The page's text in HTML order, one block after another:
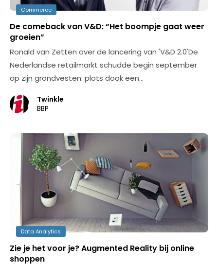
Commerce
De comeback van V&D: “Het boompje gaat weer
groeien”
Ronald van Zetten over de lancering van 'V&D 2.0'De
Nederlandse retailmarkt schudde begin september
op zijn grondvesten: plots dook een…
Twinkle
BBP
Data Analytics
Zie je het voor je? Augmented Reality bij online
shoppen